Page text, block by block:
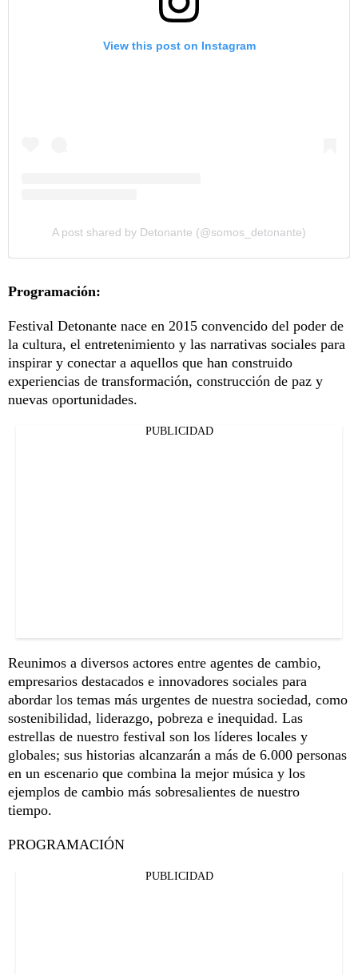
View this post on Instagram
A post shared by Detonante (@somos_detonante)
Programación:
Festival Detonante nace en 2015 convencido del poder de
la cultura, el entretenimiento y las narrativas sociales para
inspirar y conectar a aquellos que han construido
experiencias de transformación, construcción de paz y
nuevas oportunidades.
PUBLICIDAD
Reunimos a diversos actores entre agentes de cambio,
empresarios destacados e innovadores sociales para
abordar los temas más urgentes de nuestra sociedad, como
sostenibilidad, liderazgo, pobreza e inequidad. Las
estrellas de nuestro festival son los líderes locales y
globales; sus historias alcanzarán a más de 6.000 personas
en un escenario que combina la mejor música y los
ejemplos de cambio más sobresalientes de nuestro
tiempo.
PROGRAMACIÓN
PUBLICIDAD